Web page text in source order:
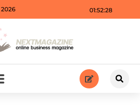
01:52:29